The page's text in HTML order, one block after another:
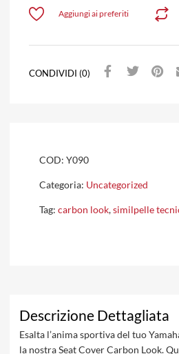
Aggiungi ai preferiti
CONDIVIDI (0)
COD: Y090
Categoria: Uncategorized
Tag: carbon look,similpelle
Descrizione Dettagliata
Esalta l’anima sportiva del tuo
la nostra Seat Cover Carbon Look.